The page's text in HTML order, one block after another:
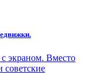
экраном. Вместо